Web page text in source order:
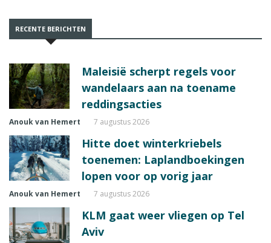
RECENTE BERICHTEN
Maleisië scherpt regels voor
wandelaars aan na toename
reddingsacties
Anouk van Hemert 7 augustus 2026
Hitte doet winterkriebels
toenemen: Laplandboekingen
lopen voor op vorig jaar
Anouk van Hemert 7 augustus 2026
KLM gaat weer vliegen op Tel
Aviv